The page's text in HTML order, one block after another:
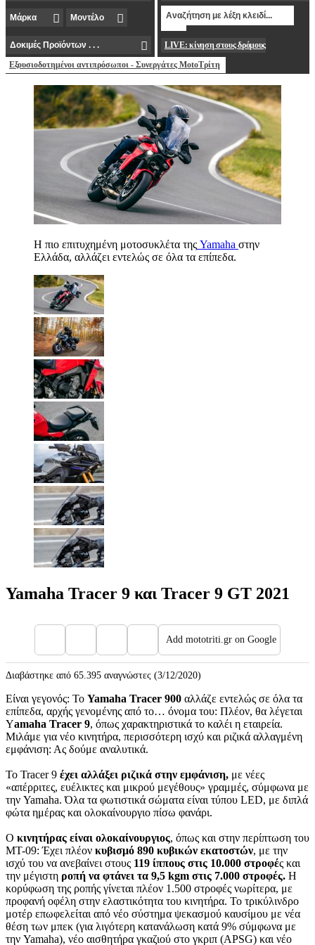
LIVE: κίνηση στους δρόμους
Εξουσιοδοτημένοι αντιπρόσωποι - Συνεργάτες MotoΤρίτη
Η πιο επιτυχημένη μοτοσυκλέτα της Yamaha στην
Ελλάδα, αλλάζει εντελώς σε όλα τα επίπεδα.
Yamaha Tracer 9 και Tracer 9 GT 2021
Add mototriti.gr on Google
Διαβάστηκε από 65.395 αναγνώστες (3/12/2020)
Είναι γεγονός: Το Yamaha Tracer 900 αλλάζε εντελώς σε όλα τα
επίπεδα, αρχής γενομένης από το… όνομα του: Πλέον, θα λέγεται
Yamaha Tracer 9, όπως χαρακτηριστικά το καλέι η εταιρεία.
Μιλάμε για νέο κινητήρα, περισσότερη ισχύ και ριζικά αλλαγμένη
εμφάνιση: Ας δούμε αναλυτικά.
Το Tracer 9 έχει αλλάξει ριζικά στην εμφάνιση, με νέες
«απέρριτες, ευέλικτες και μικρού μεγέθους» γραμμές, σύμφωνα με
την Yamaha. Όλα τα φωτιστικά σώματα είναι τύπου LED, με διπλά
φώτα ημέρας και ολοκαίνουργιο πίσω φανάρι.
Ο κινητήρας είναι ολοκαίνουργιος, όπως και στην περίπτωση του
MT-09: Έχει πλέον κυβισμό 890 κυβικών εκατοστών, με την
ισχύ του να ανεβαίνει στους 119 ίππους στις 10.000 στροφές και
την μέγιστη ροπή να φτάνει τα 9,5 kgm στις 7.000 στροφές. Η
κορύφωση της ροπής γίνεται πλέον 1.500 στροφές νωρίτερα, με
προφανή οφέλη στην ελαστικότητα του κινητήρα. Το τρικύλινδρο
μοτέρ επωφελείται από νέο σύστημα ψεκασμού καυσίμου με νέα
θέση των μπεκ (για λιγότερη κατανάλωση κατά 9% σύμφωνα με
την Yamaha), νέο αισθητήρα γκαζιού στο γκριπ (APSG) και νέο